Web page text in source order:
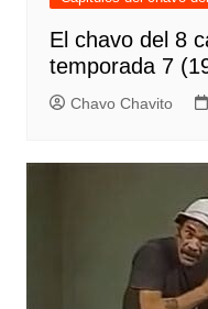
El chavo del 8
temporada 7
Chavo Chavito